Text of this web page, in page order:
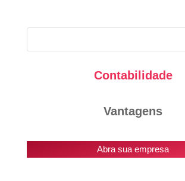
Contabilidade
Vantagens
Abra sua empresa